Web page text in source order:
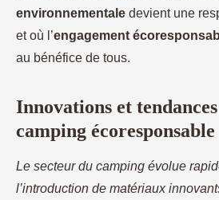
environnementale devient une
et où l’engagement
au bénéfice de tous.
Innovations et
camping écoresponsable
Le secteur du camping évolue
l’introduction de matériaux